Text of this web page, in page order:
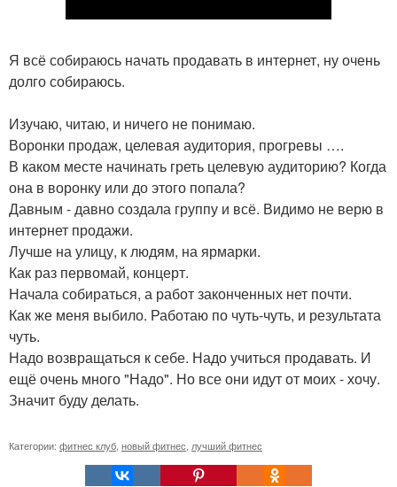
Я всё собираюсь начать продавать в интернет, ну очень
долго собираюсь.
Изучаю, читаю, и ничего не понимаю.
Воронки продаж, целевая аудитория, прогревы ….
В каком месте начинать греть целевую аудиторию? Когда
она в воронку или до этого попала?
Давным - давно создала группу и всё. Видимо не верю в
интернет продажи.
Лучше на улицу, к людям, на ярмарки.
Как раз первомай, концерт.
Начала собираться, а работ законченных нет почти.
Как же меня выбило. Работаю по чуть-чуть, и результата
чуть.
Надо возвращаться к себе. Надо учиться продавать. И
ещё очень много "Надо". Но все они идут от моих - хочу.
Значит буду делать.
Категории: фитнес клуб, новый фитнес, лучший фитнес